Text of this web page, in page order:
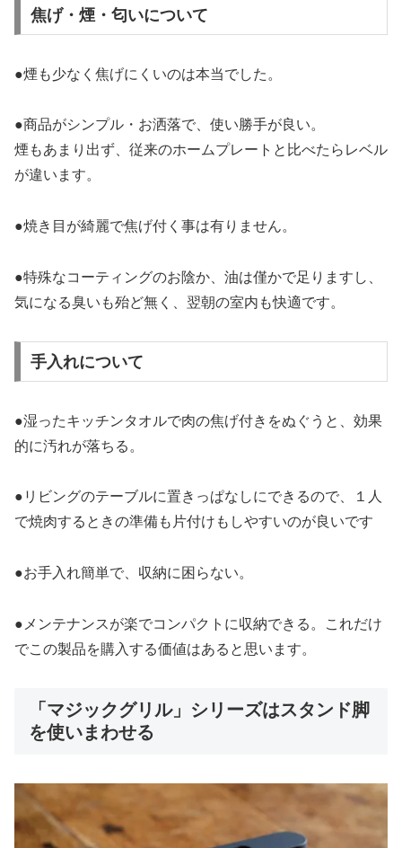
焦げ・煙・匂いについて
●煙も少なく焦げにくいのは本当でした。
●商品がシンプル・お洒落で、使い勝手が良い。
煙もあまり出ず、従来のホームプレートと比べたらレベル
が違います。
●焼き目が綺麗で焦げ付く事は有りません。
●特殊なコーティングのお陰か、油は僅かで足りますし、
気になる臭いも殆ど無く、翌朝の室内も快適です。
手入れについて
●湿ったキッチンタオルで肉の焦げ付きをぬぐうと、効果
的に汚れが落ちる。
●リビングのテーブルに置きっぱなしにできるので、１人
で焼肉するときの準備も片付けもしやすいのが良いです
●お手入れ簡単で、収納に困らない。
●メンテナンスが楽でコンパクトに収納できる。これだけ
でこの製品を購入する価値はあると思います。
「マジックグリル」シリーズはスタンド脚
を使いまわせる